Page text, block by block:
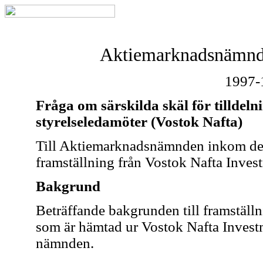
Fråga om särskilda skäl för
styrelseledamöter (Vostok Nafta)
Till Aktiemarknadsnämnden inkom
framställning från Vostok Nafta
Bakgrund
Beträffande bakgrunden till
som är hämtad ur Vostok Nafta
nämnden.